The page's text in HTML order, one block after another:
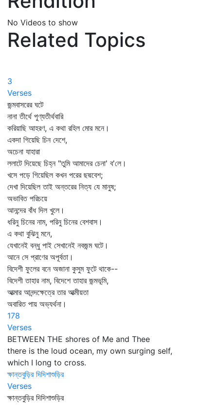
No Videos to show
Related Topics
3
Verses
জন্মবাসরের ঘটে
নানা তীর্থে পুণ্যতীর্থবারি
করিয়াছি আহরণ, এ কথা রহিল মোর মনে।
একদা গিয়েছি চিন দেশে,
অচেনা যাহারা
ললাটে দিয়েছে চিহ্ন "তুমি আমাদের চেনা' ব'লে।
খসে পড়ে গিয়েছিল কখন পরের ছদ্মবেশ;
দেখা দিয়েছিল তাই অন্তরের নিত্য যে মানুষ;
অভাবিত পরিচয়ে
আনন্দের বাঁধ দিল খুলে।
ধরিনু চিনের নাম, পরিনু চিনের বেশবাস।
এ কথা বুঝিনু মনে,
যেখানেই বন্ধু পাই সেখানেই নবজন্ম ঘটে।
আনে সে প্রাণের অপূর্বতা।
বিদেশী ফুলের বনে অজানা কুসুম ফুটে থাকে--
বিদেশী তাহার নাম, বিদেশে তাহার জন্মভূমি,
আত্মার আনন্দক্ষেত্রে তার আত্মীয়তা
অবারিত পায় অভ্যর্থনা।
178
Verses
BETWEEN THE shores of Me and Thee
there is the loud ocean, my own surging self,
which I long to cross.
ক্ষান্তবুড়ির দিদিশাশুড়ির
Verses
ক্ষান্তবুড়ির দিদিশাশুড়ির